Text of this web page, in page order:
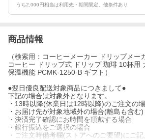
うち2,000円相当は利用先・期間限定。他条件あり
商品情報
（検索用：コーヒーメーカー ドリップメー
コーヒー ドリップ式 ドリップ 珈琲 10杯用
保温機能 PCMK-1250-B ギフト）
●翌日優良配送対象商品につきまして●
下記の場合は対象外となります。
・13時以降(休業日は12時以降)のご注文の
・お届け先が対象地域外の場合(離島も含む)
・決済完了確認にお時間を頂戴する場合
・銀行振込をご選択の場合
・ご注文時備考欄(ストアへのご要望)にご